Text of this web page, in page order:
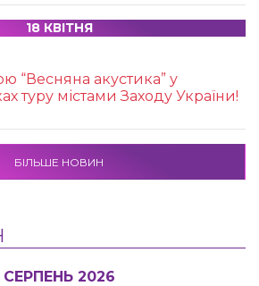
18 КВІТНЯ
“Весняна акустика” у
туру містами Заходу України!
БІЛЬШЕ НОВИН
СЕРПЕНЬ 2026